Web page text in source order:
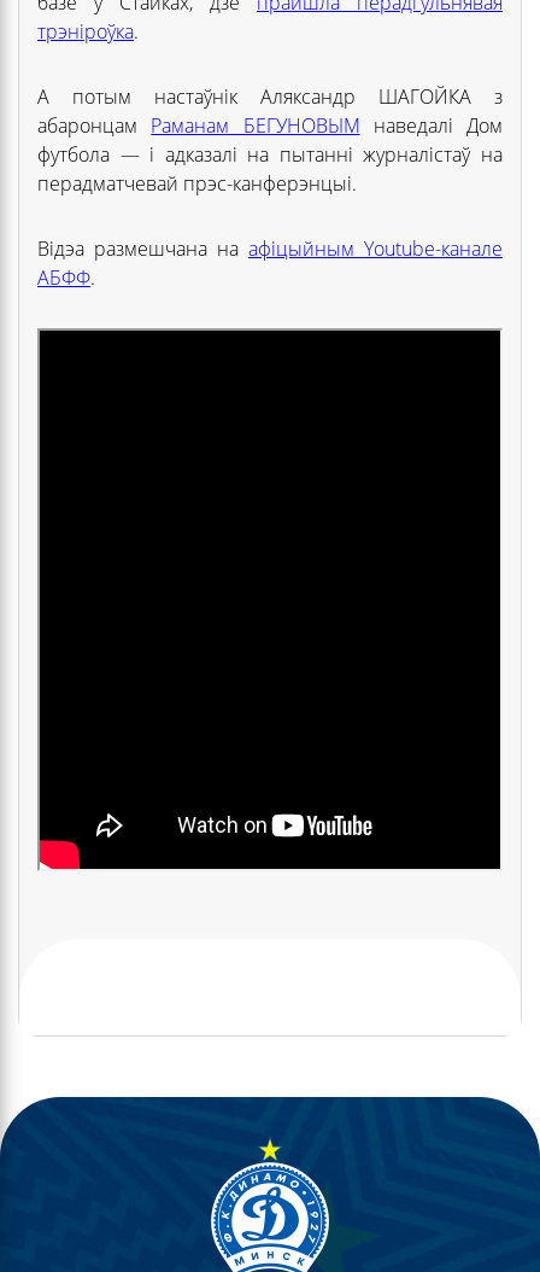
трэніроўка.
А потым настаўнік Аляксандр ШАГОЙКА з
абаронцам Раманам БЕГУНОВЫМ наведалі Дом
футбола — і адказалі на пытанні журналістаў на
перадматчевай прэс-канферэнцыі.
Відэа размешчана на афіцыйным Youtube-канале
АБФФ.